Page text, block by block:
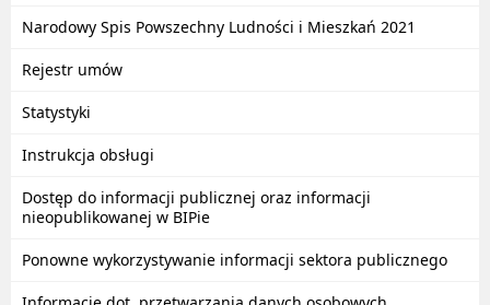
Narodowy Spis Powszechny Ludności i Mieszkań 2021
Rejestr umów
Statystyki
Instrukcja obsługi
Dostęp do informacji publicznej oraz informacji
nieopublikowanej w BIPie
Ponowne wykorzystywanie informacji sektora publicznego